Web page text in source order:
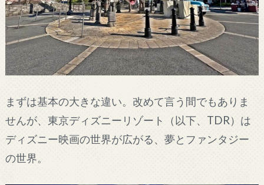
まずは基本の大きな違い。改めて言う間でもありま
せんが、東京ディズニーリゾート（以下、TDR）は
ディズニー映画の世界が広がる、夢とファンタジー
の世界。